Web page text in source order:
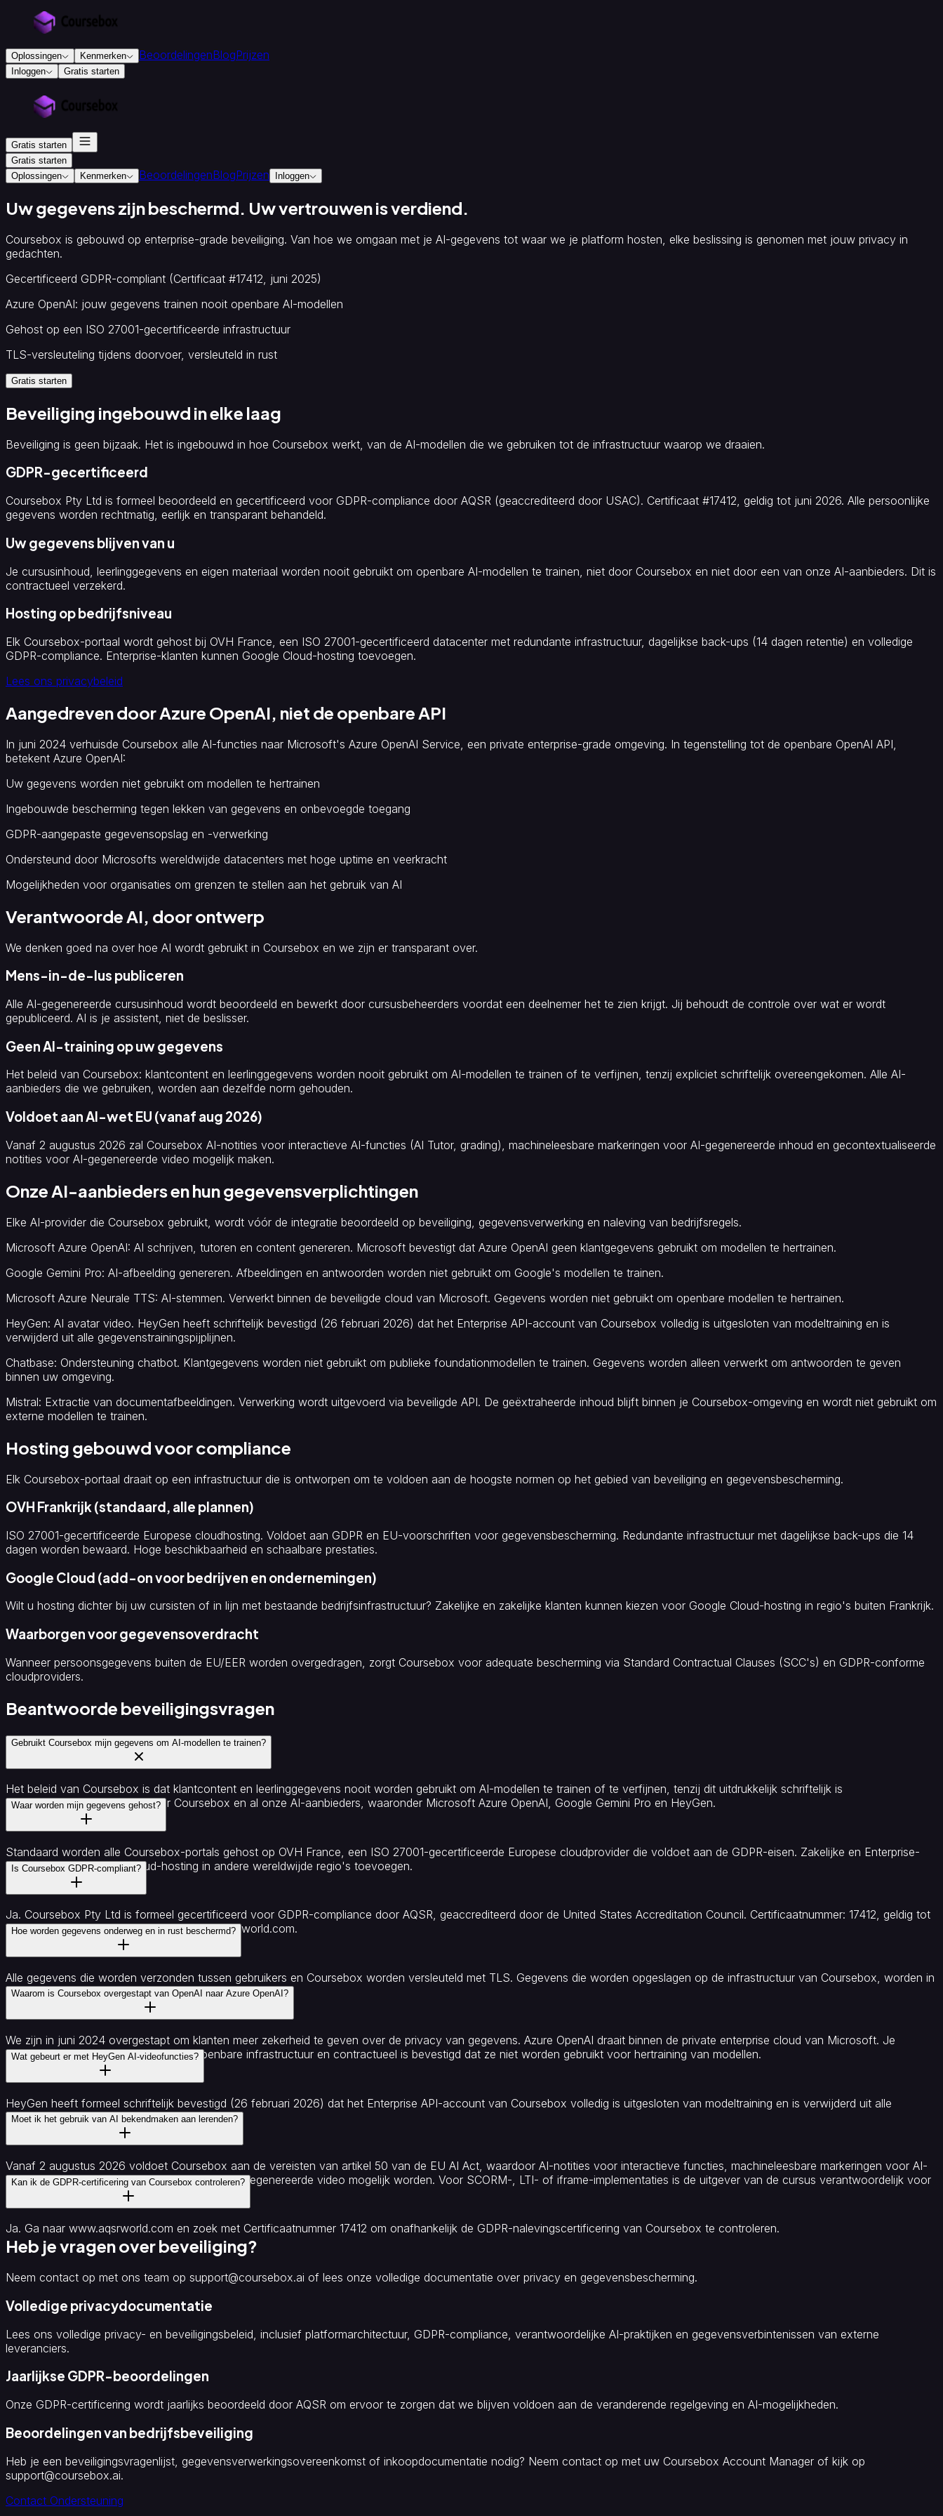
Oplossingen Kenmerken BeoordelingenBlogPrijzen
Inloggen Gratis starten
onderwijs
Opleidingsaanbieders
opleidingsaanbieders
en
Voor
bedrijven
Onboarding
en
inwerkenSalestraining
&
(L&D)
sector
en
toerismeNon-
profitorganisaties
Leerplatform
label
document
cursus
AI-
Quiz
Maken
Flashcards
MakenAI
Video
tutorAutomatisch
AI
Rubrics AI-
afbeeldingengenerator
&
IntegratiesSCORM-
en
LTI-
compatibiliteit Verkoopplatform
voor
cursussen
Gratis starten
Gratis starten
Oplossingen
Kenmerken BeoordelingenBlogPrijzen Inloggen
Uw gegevens zijn beschermd. Uw vertrouwen is verdiend.
Coursebox is gebouwd op enterprise-grade beveiliging. Van hoe we omgaan met je AI-gegevens tot waar we je platform hosten, elke beslissing is genomen met jouw privacy in
gedachten.
Gecertificeerd GDPR-compliant (Certificaat #17412, juni 2025)
Azure OpenAI: jouw gegevens trainen nooit openbare AI-modellen
Gehost op een ISO 27001-gecertificeerde infrastructuur
TLS-versleuteling tijdens doorvoer, versleuteld in rust
Gratis starten
Beveiliging ingebouwd in elke laag
Beveiliging is geen bijzaak. Het is ingebouwd in hoe Coursebox werkt, van de AI-modellen die we gebruiken tot de infrastructuur waarop we draaien.
GDPR-gecertificeerd
Coursebox Pty Ltd is formeel beoordeeld en gecertificeerd voor GDPR-compliance door AQSR (geaccrediteerd door USAC). Certificaat #17412, geldig tot juni 2026. Alle persoonlijke
gegevens worden rechtmatig, eerlijk en transparant behandeld.
Uw gegevens blijven van u
Je cursusinhoud, leerlinggegevens en eigen materiaal worden nooit gebruikt om openbare AI-modellen te trainen, niet door Coursebox en niet door een van onze AI-aanbieders. Dit is
contractueel verzekerd.
Hosting op bedrijfsniveau
Elk Coursebox-portaal wordt gehost bij OVH France, een ISO 27001-gecertificeerd datacenter met redundante infrastructuur, dagelijkse back-ups (14 dagen retentie) en volledige
GDPR-compliance. Enterprise-klanten kunnen Google Cloud-hosting toevoegen.
Lees ons privacybeleid
Aangedreven door Azure OpenAI, niet de openbare API
In juni 2024 verhuisde Coursebox alle AI-functies naar Microsoft's Azure OpenAI Service, een private enterprise-grade omgeving. In tegenstelling tot de openbare OpenAI API,
betekent Azure OpenAI:
Uw gegevens worden niet gebruikt om modellen te hertrainen
Ingebouwde bescherming tegen lekken van gegevens en onbevoegde toegang
GDPR-aangepaste gegevensopslag en -verwerking
Ondersteund door Microsofts wereldwijde datacenters met hoge uptime en veerkracht
Mogelijkheden voor organisaties om grenzen te stellen aan het gebruik van AI
Verantwoorde AI, door ontwerp
We denken goed na over hoe AI wordt gebruikt in Coursebox en we zijn er transparant over.
Mens-in-de-lus publiceren
Alle AI-gegenereerde cursusinhoud wordt beoordeeld en bewerkt door cursusbeheerders voordat een deelnemer het te zien krijgt. Jij behoudt de controle over wat er wordt
gepubliceerd. AI is je assistent, niet de beslisser.
Geen AI-training op uw gegevens
Het beleid van Coursebox: klantcontent en leerlinggegevens worden nooit gebruikt om AI-modellen te trainen of te verfijnen, tenzij expliciet schriftelijk overeengekomen. Alle AI-
aanbieders die we gebruiken, worden aan dezelfde norm gehouden.
Voldoet aan AI-wet EU (vanaf aug 2026)
Vanaf 2 augustus 2026 zal Coursebox AI-notities voor interactieve AI-functies (AI Tutor, grading), machineleesbare markeringen voor AI-gegenereerde inhoud en gecontextualiseerde
notities voor AI-gegenereerde video mogelijk maken.
Onze AI-aanbieders en hun gegevensverplichtingen
Elke AI-provider die Coursebox gebruikt, wordt vóór de integratie beoordeeld op beveiliging, gegevensverwerking en naleving van bedrijfsregels.
Microsoft Azure OpenAI: AI schrijven, tutoren en content genereren. Microsoft bevestigt dat Azure OpenAI geen klantgegevens gebruikt om modellen te hertrainen.
Google Gemini Pro: AI-afbeelding genereren. Afbeeldingen en antwoorden worden niet gebruikt om Google's modellen te trainen.
Microsoft Azure Neurale TTS: AI-stemmen. Verwerkt binnen de beveiligde cloud van Microsoft. Gegevens worden niet gebruikt om openbare modellen te hertrainen.
HeyGen: AI avatar video. HeyGen heeft schriftelijk bevestigd (26 februari 2026) dat het Enterprise API-account van Coursebox volledig is uitgesloten van modeltraining en is
verwijderd uit alle gegevenstrainingspijplijnen.
Chatbase: Ondersteuning chatbot. Klantgegevens worden niet gebruikt om publieke foundationmodellen te trainen. Gegevens worden alleen verwerkt om antwoorden te geven
binnen uw omgeving.
Mistral: Extractie van documentafbeeldingen. Verwerking wordt uitgevoerd via beveiligde API. De geëxtraheerde inhoud blijft binnen je Coursebox-omgeving en wordt niet gebruikt om
externe modellen te trainen.
Hosting gebouwd voor compliance
Elk Coursebox-portaal draait op een infrastructuur die is ontworpen om te voldoen aan de hoogste normen op het gebied van beveiliging en gegevensbescherming.
OVH Frankrijk (standaard, alle plannen)
ISO 27001-gecertificeerde Europese cloudhosting. Voldoet aan GDPR en EU-voorschriften voor gegevensbescherming. Redundante infrastructuur met dagelijkse back-ups die 14
dagen worden bewaard. Hoge beschikbaarheid en schaalbare prestaties.
Google Cloud (add-on voor bedrijven en ondernemingen)
Wilt u hosting dichter bij uw cursisten of in lijn met bestaande bedrijfsinfrastructuur? Zakelijke en zakelijke klanten kunnen kiezen voor Google Cloud-hosting in regio's buiten Frankrijk.
Waarborgen voor gegevensoverdracht
Wanneer persoonsgegevens buiten de EU/EER worden overgedragen, zorgt Coursebox voor adequate bescherming via Standard Contractual Clauses (SCC's) en GDPR-conforme
cloudproviders.
Beantwoorde beveiligingsvragen
Gebruikt Coursebox mijn gegevens om AI-modellen te trainen?
Het beleid van Coursebox is dat klantcontent en leerlinggegevens nooit worden gebruikt om AI-modellen te trainen of te verfijnen, tenzij dit uitdrukkelijk schriftelijk is
overeengekomen. Dit geldt voor Coursebox en al onze AI-aanbieders, waaronder Microsoft Azure OpenAI, Google Gemini Pro en HeyGen.
Waar worden mijn gegevens gehost?
Standaard worden alle Coursebox-portals gehost op OVH France, een ISO 27001-gecertificeerde Europese cloudprovider die voldoet aan de GDPR-eisen. Zakelijke en Enterprise-
klanten kunnen Google Cloud-hosting in andere wereldwijde regio's toevoegen.
Is Coursebox GDPR-compliant?
Ja. Coursebox Pty Ltd is formeel gecertificeerd voor GDPR-compliance door AQSR, geaccrediteerd door de United States Accreditation Council. Certificaatnummer: 17412, geldig tot
juni 2026. U kunt dit controleren op www.aqsrworld.com.
Hoe worden gegevens onderweg en in rust beschermd?
Alle gegevens die worden verzonden tussen gebruikers en Coursebox worden versleuteld met TLS. Gegevens die worden opgeslagen op de infrastructuur van Coursebox, worden in
rust versleuteld.
Waarom is Coursebox overgestapt van OpenAI naar Azure OpenAI?
We zijn in juni 2024 overgestapt om klanten meer zekerheid te geven over de privacy van gegevens. Azure OpenAI draait binnen de private enterprise cloud van Microsoft. Je
gegevens gaan nooit door gedeelde openbare infrastructuur en contractueel is bevestigd dat ze niet worden gebruikt voor hertraining van modellen.
Wat gebeurt er met HeyGen AI-videofuncties?
HeyGen heeft formeel schriftelijk bevestigd (26 februari 2026) dat het Enterprise API-account van Coursebox volledig is uitgesloten van modeltraining en is verwijderd uit alle
gegevenstrainingspijplijnen.
Moet ik het gebruik van AI bekendmaken aan lerenden?
Vanaf 2 augustus 2026 voldoet Coursebox aan de vereisten van artikel 50 van de EU AI Act, waardoor AI-notities voor interactieve functies, machineleesbare markeringen voor AI-
gegenereerde inhoud en toelichtingen voor AI-gegenereerde video mogelijk worden. Voor SCORM-, LTI- of iframe-implementaties is de uitgever van de cursus verantwoordelijk voor
de toelichtingen voor de cursist.
Kan ik de GDPR-certificering van Coursebox controleren?
Ja. Ga naar www.aqsrworld.com en zoek met Certificaatnummer 17412 om onafhankelijk de GDPR-nalevingscertificering van Coursebox te controleren.
Heb je vragen over beveiliging?
Neem contact op met ons team op support@coursebox.ai of lees onze volledige documentatie over privacy en gegevensbescherming.
Volledige privacydocumentatie
Lees ons volledige privacy- en beveiligingsbeleid, inclusief platformarchitectuur, GDPR-compliance, verantwoordelijke AI-praktijken en gegevensverbintenissen van externe
leveranciers.
Jaarlijkse GDPR-beoordelingen
Onze GDPR-certificering wordt jaarlijks beoordeeld door AQSR om ervoor te zorgen dat we blijven voldoen aan de veranderende regelgeving en AI-mogelijkheden.
Beoordelingen van bedrijfsbeveiliging
Heb je een beveiligingsvragenlijst, gegevensverwerkingsovereenkomst of inkoopdocumentatie nodig? Neem contact op met uw Coursebox Account Manager of kijk op
support@coursebox.ai.
Contact Ondersteuning